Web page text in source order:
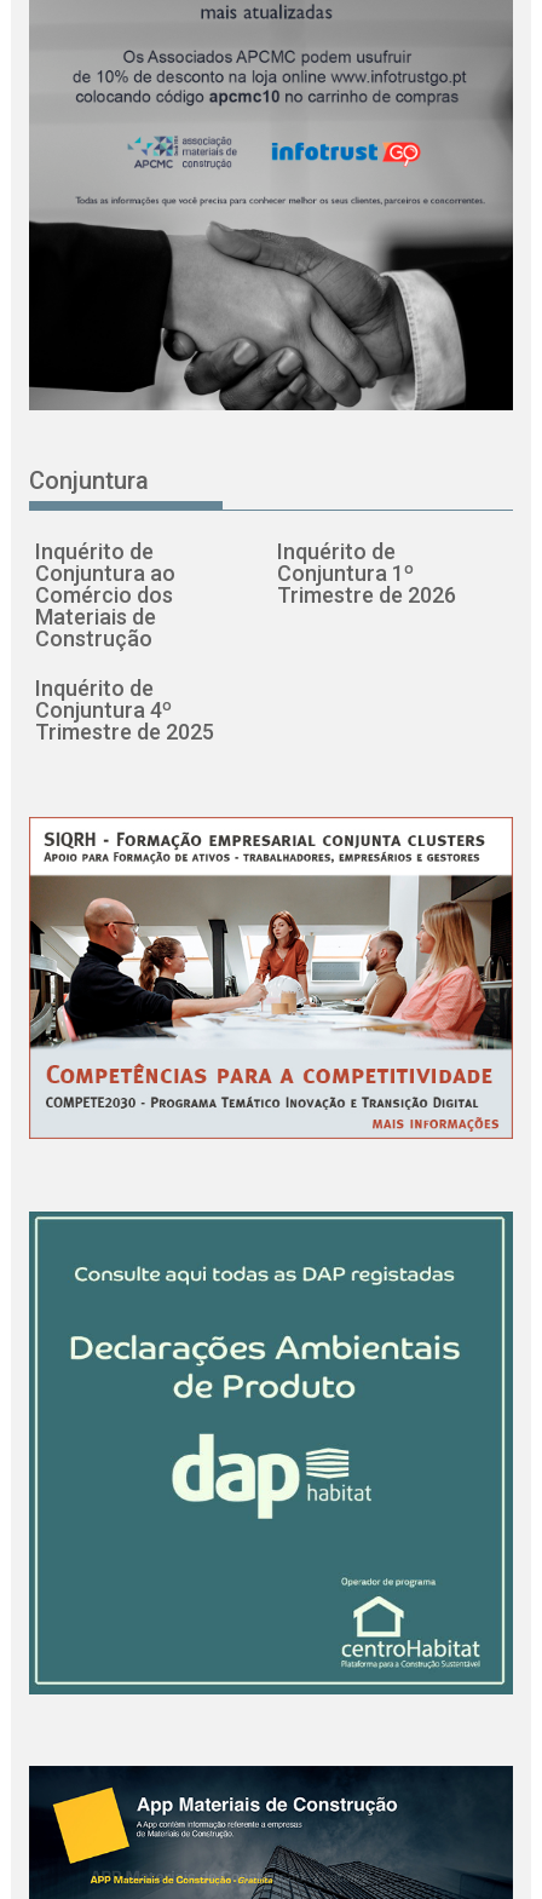
Conjuntura
Inquérito de
Conjuntura ao
Comércio dos
Materiais de
Construção
Inquérito de
Conjuntura 1º
Trimestre de 2026
Inquérito de
Conjuntura 4º
Trimestre de 2025